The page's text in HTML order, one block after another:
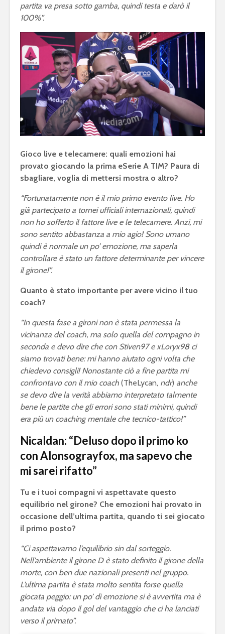
partita va presa sotto gamba, quindi testa e darò il
100%”.
Gioco live e telecamere: quali emozioni hai
provato giocando la prima eSerie A TIM? Paura di
sbagliare, voglia di mettersi mostra o altro?
“Fortunatamente non è il mio primo evento live. Ho
già partecipato a tornei ufficiali internazionali, quindi
non ho sofferto il fattore live e le telecamere. Anzi, mi
sono sentito abbastanza a mio agio! Sono umano
quindi è normale un po’ emozione, ma saperla
controllare è stato un fattore determinante per vincere
il girone!”.
Quanto è stato importante per avere vicino il tuo
coach?
“In questa fase a gironi non è stata permessa la
vicinanza del coach, ma solo quella del compagno in
seconda e devo dire che con Stiven97 e xLoryx98 ci
siamo trovati bene: mi hanno aiutato ogni volta che
chiedevo consigli! Nonostante ciò a fine partita mi
confrontavo con il mio coach (TheLycan, ndr) anche
se devo dire la verità abbiamo interpretato talmente
bene le partite che gli errori sono stati minimi, quindi
era più un coaching mentale che tecnico-tattico!”
Nicaldan: “Deluso dopo il primo ko
con Alonsograyfox, ma sapevo che
mi sarei rifatto”
Tu e i tuoi compagni vi aspettavate questo
equilibrio nel girone? Che emozioni hai provato in
occasione dell’ultima partita, quando ti sei giocato
il primo posto?
“Ci aspettavamo l’equilibrio sin dal sorteggio.
Nell’ambiente il girone D è stato definito il girone della
morte, con ben due nazionali presenti nel gruppo.
L’ultima partita è stata molto sentita forse quella
giocata peggio: un po’ di emozione si è avvertita ma è
andata via dopo il gol del vantaggio che ci ha lanciati
verso il primato”.
eFootball è il gioco
perfetto: Cross-
Gen, Free-to-play.
L’Atalanta eSports
schiera la sua
eSerie A
eFootball 2024: a
metà settembre la
v4.0.0, ma non sarà
eFootball 2025
corretti i
Juventus
2023
Fortnite: Bugha
vince 3 milioni di
dollari
Fifa 20: Cristiano
Ronaldo nel dream
team come
Fortnite: entro fine
febbraio la Epic
Games lancerà il
Cup: a
100mila
eSports: